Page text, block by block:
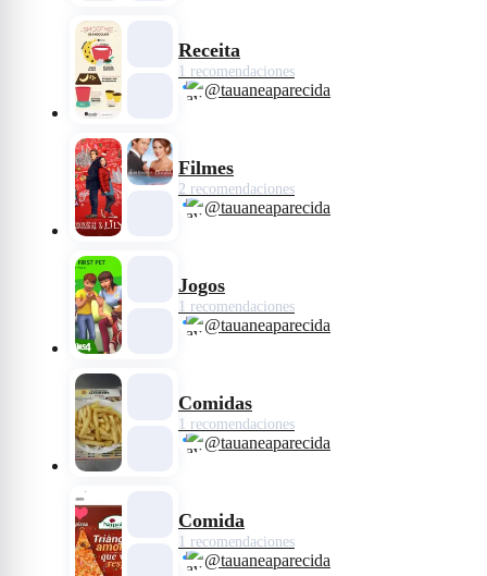
Receita
1 recomendaciones
@tauaneaparecida
Filmes
2 recomendaciones
@tauaneaparecida
Jogos
1 recomendaciones
@tauaneaparecida
Comidas
1 recomendaciones
@tauaneaparecida
Comida
1 recomendaciones
@tauaneaparecida